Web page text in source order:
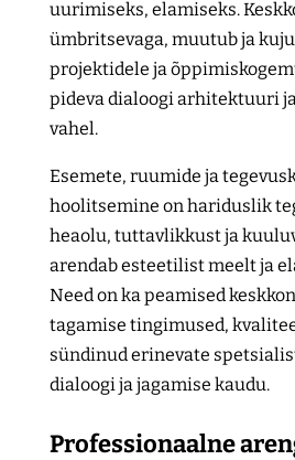
uurimiseks, elamiseks.
ümbritsevaga, muutub ja
projektidele ja
pideva dialoogi arhitektuuri
vahel.
Esemete, ruumide ja
hoolitsemine on hariduslik
heaolu, tuttavlikkust ja
arendab esteetilist meelt ja
Need on ka peamised
tagamise tingimused,
sündinud erinevate
dialoogi ja jagamise kaudu.
Professionaalne